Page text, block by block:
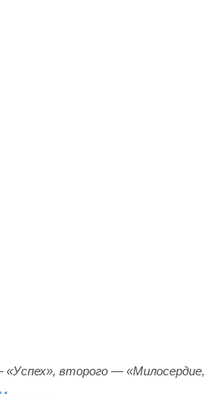
«Успех», второго — «Милосердие,